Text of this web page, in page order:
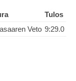
Tulos
Veto 9:29.0